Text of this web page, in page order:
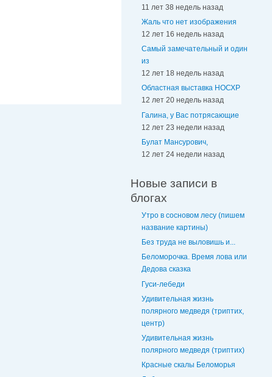
11 лет 38 недель назад
Жаль что нет изображения
12 лет 16 недель назад
Самый замечательный и один
из
12 лет 18 недель назад
Областная выставка НОСХР
12 лет 20 недель назад
Галина, у Вас потрясающие
12 лет 23 недели назад
Булат Мансурович,
12 лет 24 недели назад
Новые записи в
блогах
Утро в сосновом лесу (пишем
название картины)
Без труда не выловишь и...
Беломорочка. Время лова или
Дедова сказка
Гуси-лебеди
Удивительная жизнь
полярного медведя (триптих,
центр)
Удивительная жизнь
полярного медведя (триптих)
Красные скалы Беломорья